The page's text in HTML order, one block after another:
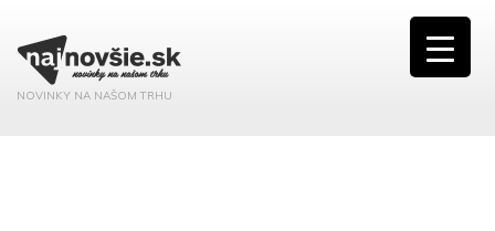
NOVINKY NA NAŠOM TRHU